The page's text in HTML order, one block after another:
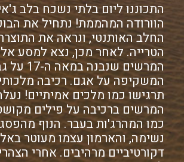
התכוננו ליום בלתי נשכח בלב
הוורודה המהממת! נתחיל את
החלב האותנטי, ונראה את
הטרייה. לאחר מכן, נצא למסע
המרשים
המשקיפה על אגם. רכיבה
תרגישו כמו מלכים אמיתיים!
המרשים ברכיבה על פילים
כמו המהרג'ות בעבר. הנוף
נשימה, והארמון עצמו מעוטר
דקורטיביים מרהיבים. אחרי